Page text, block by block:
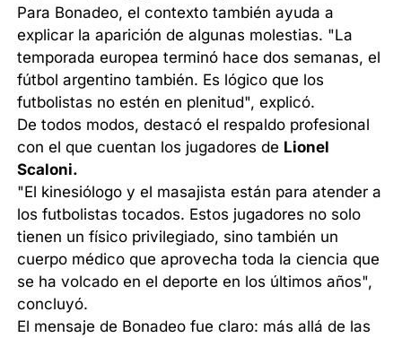
Para Bonadeo, el contexto también ayuda a
explicar la aparición de algunas molestias. "La
temporada europea terminó hace dos semanas, el
fútbol argentino también. Es lógico que los
futbolistas no estén en plenitud", explicó.
De todos modos, destacó el respaldo profesional
con el que cuentan los jugadores de Lionel
Scaloni.
"El kinesiólogo y el masajista están para atender a
los futbolistas tocados. Estos jugadores no solo
tienen un físico privilegiado, sino también un
cuerpo médico que aprovecha toda la ciencia que
se ha volcado en el deporte en los últimos años",
concluyó.
El mensaje de Bonadeo fue claro: más allá de las